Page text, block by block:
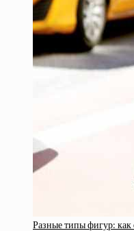
Разные типы фигур: как